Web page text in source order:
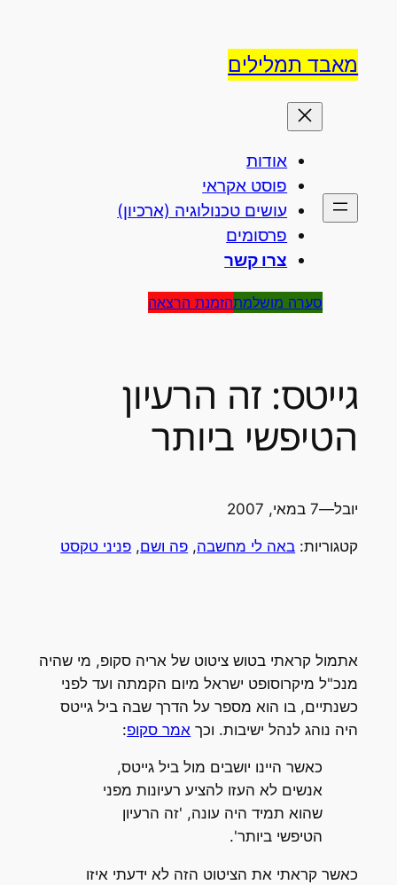
מאבד תמלילים
אודות
פוסט אקראי
עושים טכנולוגיה (ארכיון)
פרסומים
צרו קשר
סערה מושלמתהזמנת הרצאה
גייטס: זה הרעיון
הטיפשי ביותר
יובל—7 במאי, 2007
קטגוריות:באה לי מחשבה, פה ושם, פניני טקסט
אתמול קראתי בטוש ציטוט של אריה סקופ, מי שהיה
מנכ"ל מיקרוסופט ישראל מיום הקמתה ועד לפני
כשנתיים, בו הוא מספר על הדרך שבה ביל גייטס
היה נוהג לנהל ישיבות. וכךאמר סקופ:
כאשר היינו יושבים מול ביל גייטס,
אנשים לא העזו להציע רעיונות מפני
שהוא תמיד היה עונה, 'זה הרעיון
הטיפשי ביותר'.
כאשר קראתי את הציטוט הזה לא ידעתי איזו